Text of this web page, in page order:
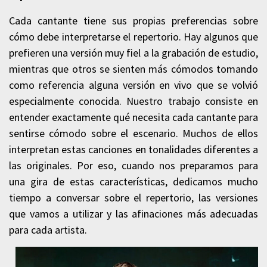
Cada cantante tiene sus propias preferencias sobre
cómo debe interpretarse el repertorio. Hay algunos que
prefieren una versión muy fiel a la grabación de estudio,
mientras que otros se sienten más cómodos tomando
como referencia alguna versión en vivo que se volvió
especialmente conocida. Nuestro trabajo consiste en
entender exactamente qué necesita cada cantante para
sentirse cómodo sobre el escenario. Muchos de ellos
interpretan estas canciones en tonalidades diferentes a
las originales. Por eso, cuando nos preparamos para
una gira de estas características, dedicamos mucho
tiempo a conversar sobre el repertorio, las versiones
que vamos a utilizar y las afinaciones más adecuadas
para cada artista.